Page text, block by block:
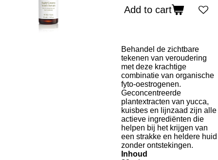
Add to cart
Behandel de zichtbare
tekenen van veroudering
met deze krachtige
combinatie van organische
fyto-oestrogenen.
Geconcentreerde
plantextracten van yucca,
kuisbes en lijnzaad zijn alle
actieve ingrediënten die
helpen bij het krijgen van
een strakke en heldere huid
zonder ontstekingen.
Inhoud